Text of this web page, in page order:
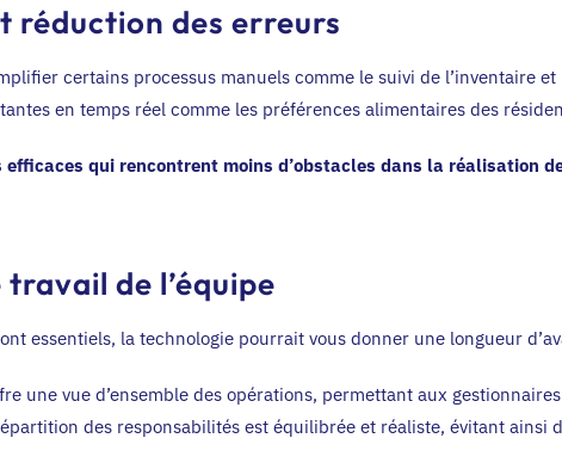
réduction des erreurs
certains processus manuels comme le suivi de l’inventaire
en temps réel comme les préférences alimentaires des
efficaces qui rencontrent moins d’obstacles dans la réalisation
de l’équipe
essentiels, la technologie pourrait vous donner une longueur
une vue d’ensemble des opérations, permettant aux
des responsabilités est équilibrée et réaliste, évitant ainsi